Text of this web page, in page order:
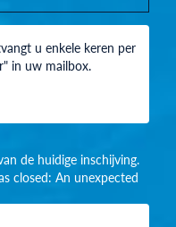
u enkele keren per
in uw mailbox.
de huidige inschijving.
closed: An unexpected